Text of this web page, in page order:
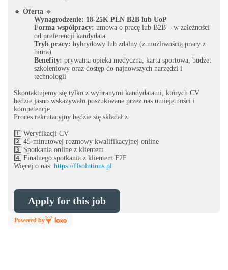
🔸Oferta 🔸
Wynagrodzenie: 18-25K PLN B2B lub UoP
Forma współpracy: umowa o pracę lub B2B – w zależności
od preferencji kandydata
Tryb pracy: hybrydowy lub zdalny (z możliwością pracy z
biura)
Benefity: prywatna opieka medyczna, karta sportowa, budżet
szkoleniowy oraz dostęp do najnowszych narzędzi i
technologii
Skontaktujemy się tylko z wybranymi kandydatami, których CV
będzie jasno wskazywało poszukiwane przez nas umiejętności i
kompetencje.
Proces rekrutacyjny będzie się składał z:
1️⃣ Weryfikacji CV
2️⃣ 45-minutowej rozmowy kwalifikacyjnej online
3️⃣ Spotkania online z klientem
4️⃣ Finalnego spotkania z klientem F2F
Więcej o nas:https://ffsolutions.pl
Apply for this job
Powered by